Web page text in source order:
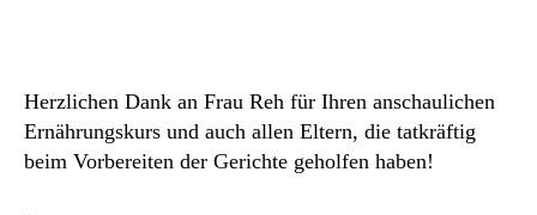
Herzlichen Dank an Frau Reh für Ihren anschaulichen
Ernährungskurs und auch allen Eltern, die tatkräftig
beim Vorbereiten der Gerichte geholfen haben!